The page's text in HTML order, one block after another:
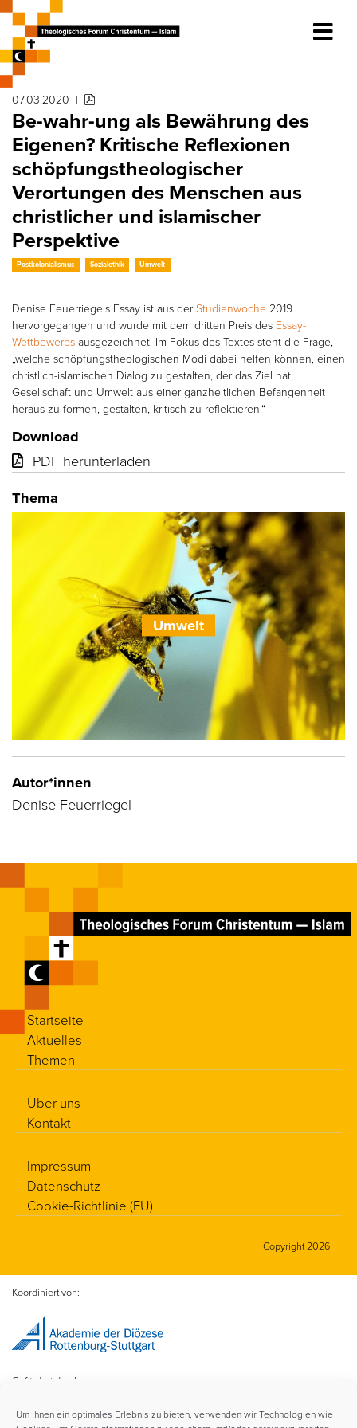
Um Ihnen ein optimales Erlebnis zu bieten, verwenden wir Technologien wie
07.03.2020 |
Be-wahr-ung als Bewährung des
Eigenen? Kritische Reflexionen
schöpfungstheologischer
Verortungen des Menschen aus
christlicher und islamischer
Perspektive
Postkolonialismus Sozialethik Umwelt
Denise Feuerriegels Essay ist aus derStudienwoche 2019
hervorgegangen und wurde mit dem dritten Preis des Essay-
Wettbewerbs ausgezeichnet. Im Fokus des Textes steht die Frage,
„welche schöpfungstheologischen Modi dabei helfen können, einen
christlich-islamischen Dialog zu gestalten, der das Ziel hat,
Gesellschaft und Umwelt aus einer ganzheitlichen Befangenheit
heraus zu formen, gestalten, kritisch zu reflektieren.“
Download
PDF herunterladen
Thema
Umwelt
Autor*innen
Denise Feuerriegel
Startseite
Aktuelles
Themen
Über uns
Kontakt
Impressum
Datenschutz
Cookie-Richtlinie (EU)
Copyright 2026
Koordiniert von:
Gefördert durch: